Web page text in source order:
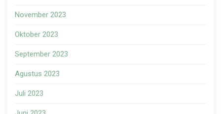
November 2023
Oktober 2023
September 2023
Agustus 2023
Juli 2023